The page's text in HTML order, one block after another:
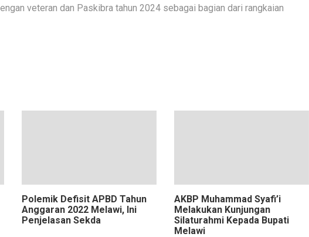
veteran dan Paskibra tahun 2024 sebagai bagian dari rangkaian
Polemik Defisit APBD Tahun
Anggaran 2022 Melawi, Ini
Penjelasan Sekda
AKBP Muhammad Syafi’i
Melakukan Kunjungan
Silaturahmi Kepada Bupati
Melawi